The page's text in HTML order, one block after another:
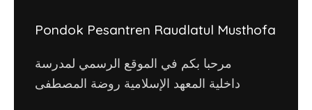
Pondok Pesantren Raudlatul Musthofa
مرحبا بكم في الموقع الرسمي لمدرسة
داخلية المعهد الإسلامية روضة المصطفى